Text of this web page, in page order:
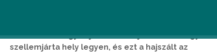
csak egy hajszál választja el attól, hogy
szellemjárta hely legyen, és ezt a hajszált az